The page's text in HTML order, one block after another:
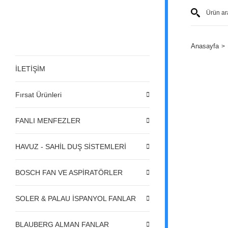
İLETİŞİM
Fırsat Ürünleri
FANLI MENFEZLER
HAVUZ - SAHİL DUŞ SİSTEMLERİ
BOSCH FAN VE ASPİRATÖRLER
SOLER & PALAU İSPANYOL FANLAR
BLAUBERG ALMAN FANLAR
Anasayfa